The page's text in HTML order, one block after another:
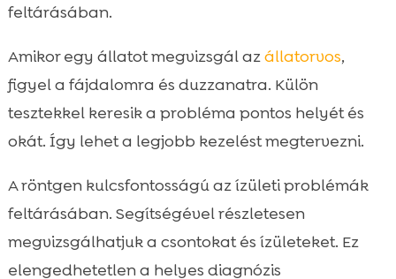
feltárásában.
Amikor egy állatot megvizsgál azállatorvos,
figyel a fájdalomra és duzzanatra. Külön
tesztekkel keresik a probléma pontos helyét és
okát. Így lehet a legjobb kezelést megtervezni.
A röntgen kulcsfontosságú az ízületi problémák
feltárásában. Segítségével részletesen
megvizsgálhatjuk a csontokat és ízületeket. Ez
elengedhetetlen a helyes diagnózis